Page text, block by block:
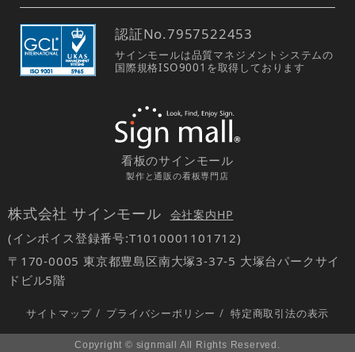
認証No.7957522453
サインモールは品質マネジメントシステムの
国際規格ISO9001を取得しております
看板のサインモール
製作と通販の看板専門店
株式会社 サインモール 会社案内HP
(インボイス登録番号:T1010001101712)
〒170-0005 東京都豊島区南大塚3-37-5 大塚台パークサイ
ドビル5階
サイトマップ / プライバシーポリシー / 特定商取引法の表示
Copyright © signmall All Rights Reserved.